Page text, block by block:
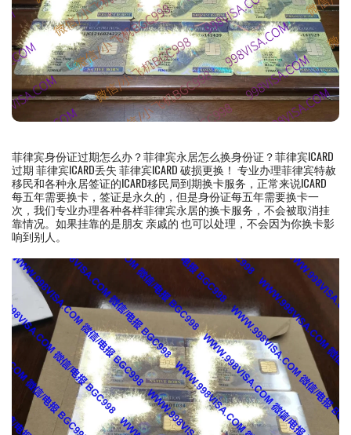
菲律宾身份证过期怎么办？菲律宾永居怎么换身份证？菲律宾ICARD
过期 菲律宾ICARD丢失 菲律宾ICARD 破损更换！ 专业办理菲律宾特赦
移民和各种永居签证的ICARD移民局到期换卡服务，正常来说ICARD
每五年需要换卡，签证是永久的，但是身份证每五年需要换卡一
次，我们专业办理各种各样菲律宾永居的换卡服务，不会被取消挂
靠情况。如果挂靠的是朋友 亲戚的 也可以处理，不会因为你换卡影
响到别人。